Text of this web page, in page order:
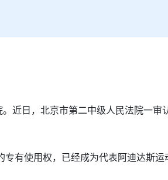
近日，北京市第二中级人民法院一审
专有使用权，已经成为代表阿迪达斯运